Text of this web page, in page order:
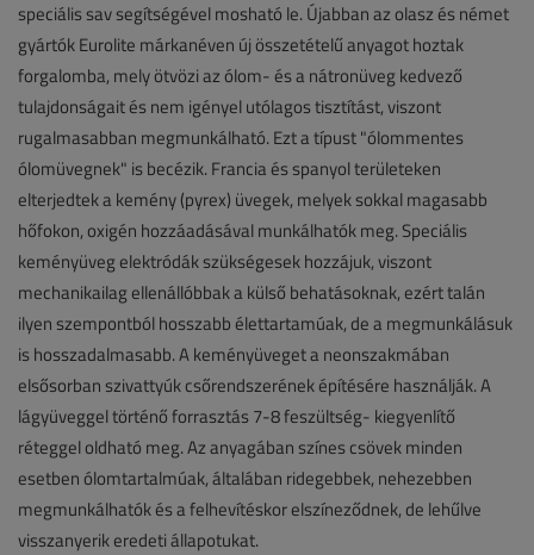
speciális sav segítségével mosható le. Újabban az olasz és német
gyártók Eurolite márkanéven új összetételű anyagot hoztak
forgalomba, mely ötvözi az ólom- és a nátronüveg kedvező
tulajdonságait és nem igényel utólagos tisztítást, viszont
rugalmasabban megmunkálható. Ezt a típust "ólommentes
ólomüvegnek" is becézik. Francia és spanyol területeken
elterjedtek a kemény (pyrex) üvegek, melyek sokkal magasabb
hőfokon, oxigén hozzáadásával munkálhatók meg. Speciális
keményüveg elektródák szükségesek hozzájuk, viszont
mechanikailag ellenállóbbak a külső behatásoknak, ezért talán
ilyen szempontból hosszabb élettartamúak, de a megmunkálásuk
is hosszadalmasabb. A keményüveget a neonszakmában
elsősorban szivattyúk csőrendszerének építésére használják. A
lágyüveggel történő forrasztás 7-8 feszültség- kiegyenlítő
réteggel oldható meg. Az anyagában színes csövek minden
esetben ólomtartalmúak, általában ridegebbek, nehezebben
megmunkálhatók és a felhevítéskor elszíneződnek, de lehűlve
visszanyerik eredeti állapotukat.